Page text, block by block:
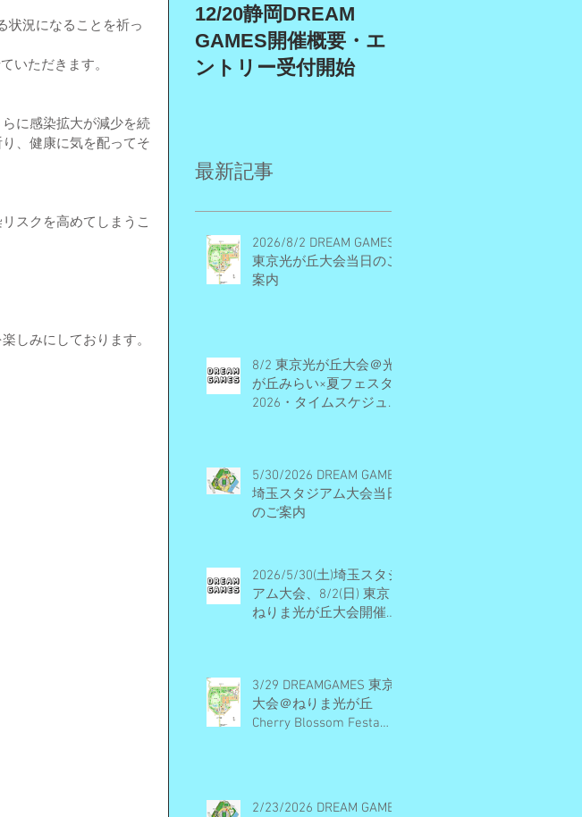
状況になることを祈っ
いただきます。
に感染拡大が減少を続
、健康に気を配ってそ
スクを高めてしまうこ
しみにしております。
12/20静岡DREAM
GAMES開催概要・エ
ントリー受付開始
最新記事
2026/8/2 DREAM GAMES
東京光が丘大会当日のご
案内
8/2 東京光が丘大会＠光
が丘みらい×夏フェスタ
2026・タイムスケジュー
5/30/2026 DREAM GAMES
埼玉スタジアム大会当日
のご案内
2026/5/30(土)埼玉スタジ
アム大会、8/2(日) 東京
ねりま光が丘大会開催決
3/29 DREAMGAMES 東京
大会＠ねりま光が丘
Cherry Blossom Festa
2/23/2026 DREAM GAMES